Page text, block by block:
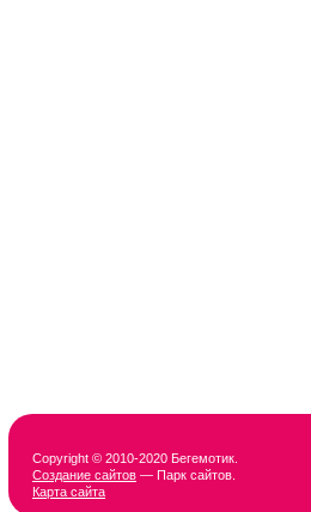
Copyright © 2010-2020 Бегемотик.
Создание сайтов — Парк сайтов.
Карта сайта